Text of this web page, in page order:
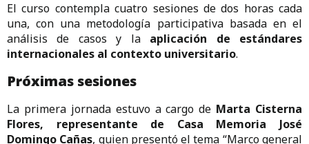
El curso contempla cuatro sesiones de dos horas cada
una, con una metodología participativa basada en el
análisis de casos y la aplicación de estándares
internacionales al contexto universitario.
Próximas sesiones
La primera jornada estuvo a cargo de Marta Cisterna
Flores, representante de Casa Memoria José
Domingo Cañas, quien presentó el tema “Marco general